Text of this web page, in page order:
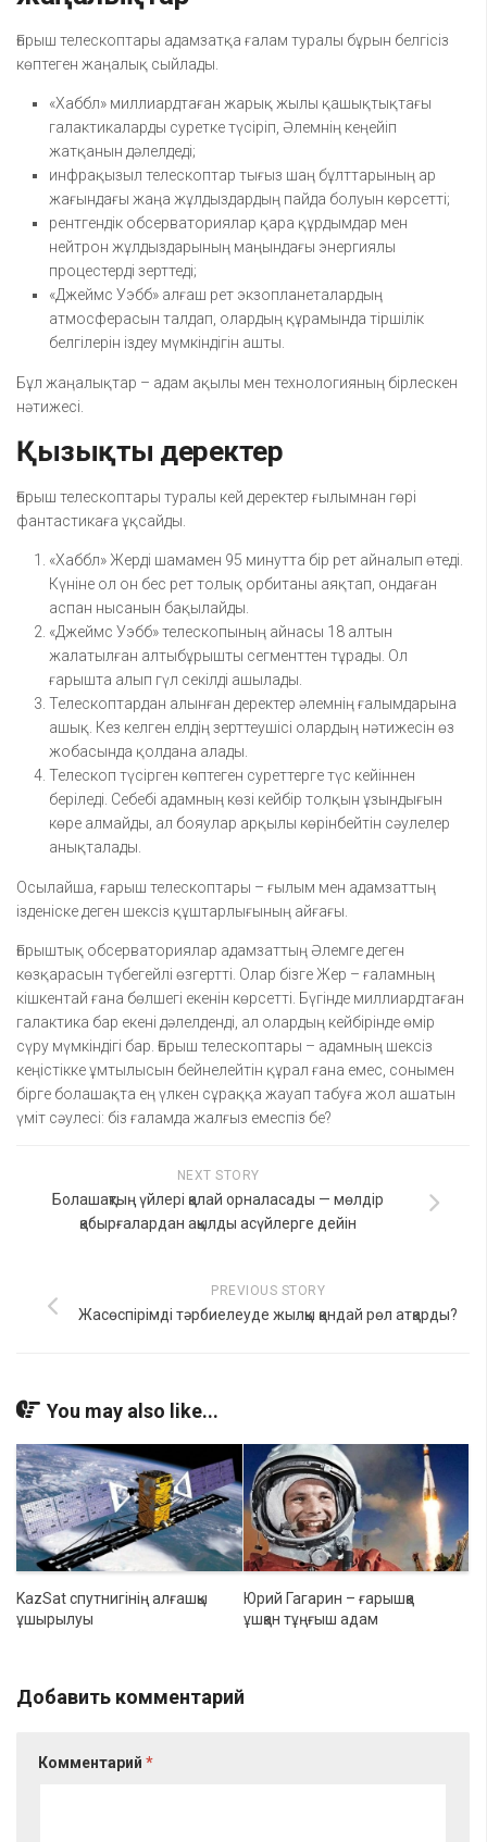
Ғарыш телескоптары адамзатқа ғалам туралы бұрын белгісіз
көптеген жаңалық сыйлады.
«Хаббл» миллиардтаған жарық жылы қашықтықтағы
галактикаларды суретке түсіріп, Әлемнің кеңейіп
жатқанын дәлелдеді;
инфрақызыл телескоптар тығыз шаң бұлттарының ар
жағындағы жаңа жұлдыздардың пайда болуын көрсетті;
рентгендік обсерваториялар қара құрдымдар мен
нейтрон жұлдыздарының маңындағы энергиялы
процестерді зерттеді;
«Джеймс Уэбб» алғаш рет экзопланеталардың
атмосферасын талдап, олардың құрамында тіршілік
белгілерін іздеу мүмкіндігін ашты.
Бұл жаңалықтар – адам ақылы мен технологияның бірлескен
нәтижесі.
Қызықты деректер
Ғарыш телескоптары туралы кей деректер ғылымнан гөрі
фантастикаға ұқсайды.
«Хаббл» Жерді шамамен 95 минутта бір рет айналып өтеді.
Күніне ол он бес рет толық орбитаны аяқтап, ондаған
аспан нысанын бақылайды.
«Джеймс Уэбб» телескопының айнасы 18 алтын
жалатылған алтыбұрышты сегменттен тұрады. Ол
ғарышта алып гүл секілді ашылады.
Телескоптардан алынған деректер әлемнің ғалымдарына
ашық. Кез келген елдің зерттеушісі олардың нәтижесін өз
жобасында қолдана алады.
Телескоп түсірген көптеген суреттерге түс кейіннен
беріледі. Себебі адамның көзі кейбір толқын ұзындығын
көре алмайды, ал бояулар арқылы көрінбейтін сәулелер
анықталады.
Осылайша, ғарыш телескоптары – ғылым мен адамзаттың
ізденіске деген шексіз құштарлығының айғағы.
Ғарыштық обсерваториялар адамзаттың Әлемге деген
көзқарасын түбегейлі өзгертті. Олар бізге Жер – ғаламның
кішкентай ғана бөлшегі екенін көрсетті. Бүгінде миллиардтаған
галактика бар екені дәлелденді, ал олардың кейбірінде өмір
сүру мүмкіндігі бар. Ғарыш телескоптары – адамның шексіз
кеңістікке ұмтылысын бейнелейтін құрал ғана емес, сонымен
бірге болашақта ең үлкен сұраққа жауап табуға жол ашатын
үміт сәулесі: біз ғаламда жалғыз емеспіз бе?
NEXT STORY
Болашақтың үйлері қалай орналасады — мөлдір
қабырғалардан ақылды асүйлерге дейін
PREVIOUS STORY
Жасөспірімді тәрбиелеуде жылқы қандай рөл атқарды?
You may also like...
KazSat спутнигінің алғашқы
ұшырылуы
Юрий Гагарин – ғарышқа
ұшқан тұңғыш адам
Добавить комментарий
Комментарий *